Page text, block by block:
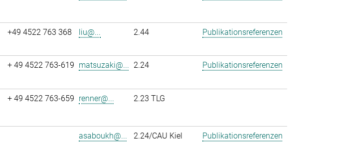
+49 4522 763 368 liu@... 2.44 Publikationsreferenzen
+ 49 4522 763-619 matsuzaki@... 2.24 Publikationsreferenzen
+ 49 4522 763-659 renner@... 2.23 TLG
asaboukh@... 2.24/CAU Kiel Publikationsreferenzen